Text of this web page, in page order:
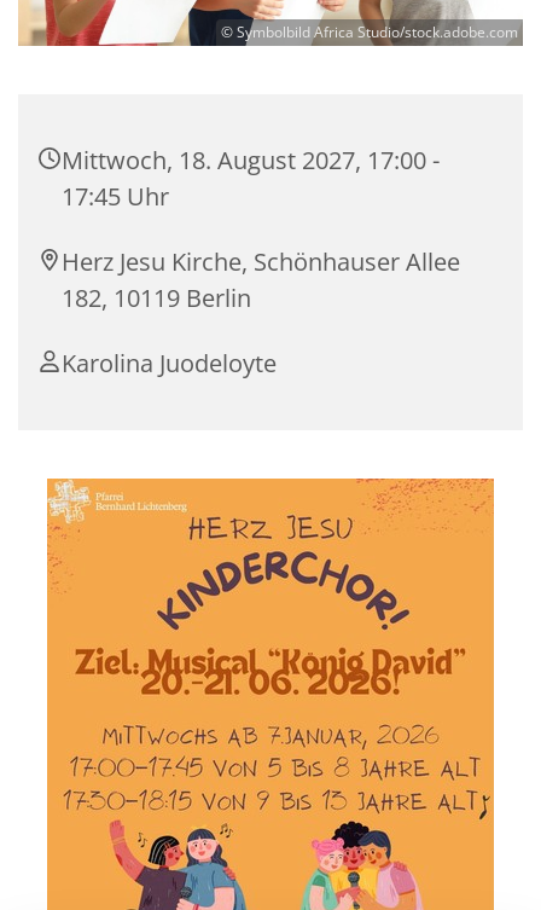
© Symbolbild Africa Studio/stock.adobe.com
Mittwoch, 18. August 2027, 17:00 -
17:45 Uhr
Herz Jesu Kirche, Schönhauser Allee
182, 10119 Berlin
Karolina Juodeloyte